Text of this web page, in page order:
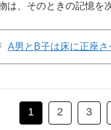
は、そのときの記憶を
A男とB子は床に正座
1 2 3